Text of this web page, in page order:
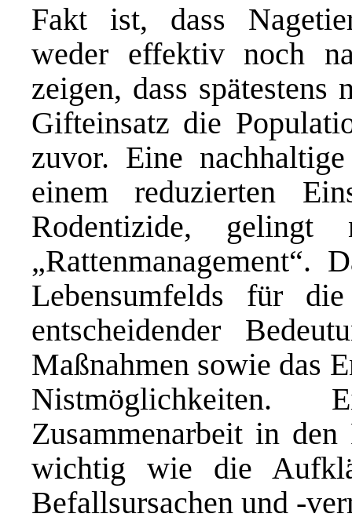
Fakt ist, dass
weder effektiv noch
zeigen, dass spätestens
Gifteinsatz die
zuvor. Eine
einem reduzierten
Rodentizide,
„Rattenmanagement“.
Lebensumfelds für
entscheidender
Maßnahmen sowie das
Nistmöglichkeiten.
Zusammenarbeit in
wichtig wie die
Befallsursachen und -